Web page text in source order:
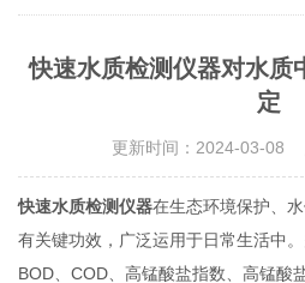
快速水质检测仪器对水质
定
更新时间：2024-03-08
快速水质检测仪器在生态环境保护、
有关键功效，广泛运用于日常生活中
BOD、COD、高锰酸盐指数、高锰酸